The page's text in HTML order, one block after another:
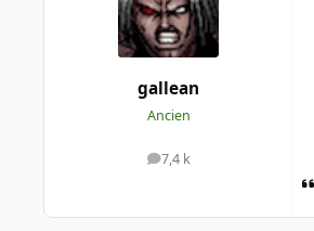
gallean
Ancien
7,4 k
messages